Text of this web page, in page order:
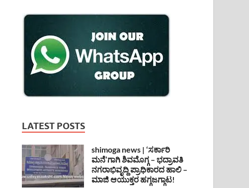
LATEST POSTS
shimoga news | ‘ಸರ್ಕಾರಿ
ಮನೆ’ಗಾಗಿ ಶಿವಮೊಗ್ಗ – ಭದ್ರಾವತಿ
ನಗರಾಭಿವೃದ್ದಿ ಪ್ರಾಧಿಕಾರದ ಹಾಲಿ –
ಮಾಜಿ ಆಯುಕ್ತರ ಹಗ್ಗಜಗ್ಗಾಟ!